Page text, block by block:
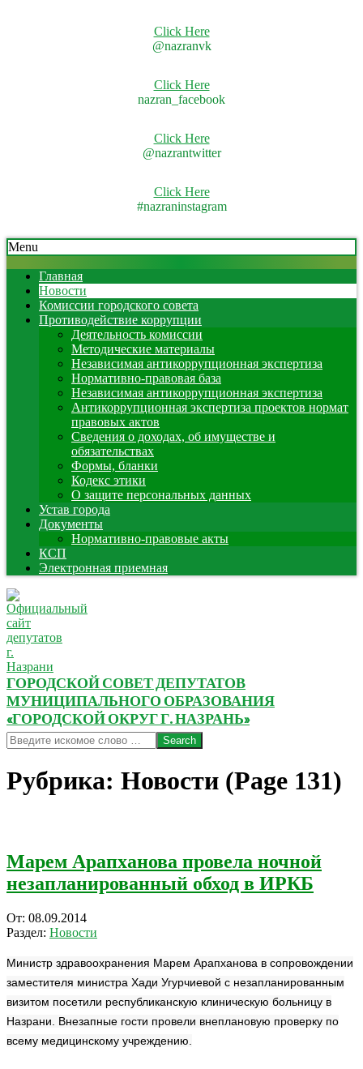
Click Here
@nazranvk
Click Here
nazran_facebook
Click Here
@nazrantwitter
Click Here
#nazraninstagram
Skip
to
content
Secondary
Navigation
Menu
Menu
Главная
Новости
Комиссии городского совета
Противодействие коррупции
Деятельность комиссии
Методические материалы
Независимая антикоррупционная экспертиза
Нормативно-правовая база
Независимая антикоррупционная экспертиза
Антикоррупционная экспертиза проектов нормат
правовых актов
Сведения о доходах, об имуществе и
обязательствах
Формы, бланки
Кодекс этики
О защите персональных данных
Устав города
Документы
Нормативно-правовые акты
КСП
Электронная приемная
ГОРОДСКОЙ СОВЕТ ДЕПУТАТОВ
МУНИЦИПАЛЬНОГО ОБРАЗОВАНИЯ
«ГОРОДСКОЙ ОКРУГ Г. НАЗРАНЬ»
Search
Рубрика: Новости (Page 131)
Марем Арапханова провела ночной
незапланированный обход в ИРКБ
2014-
09-
От: 08.09.2014
Раздел: Новости
Министр здравоохранения Марем Арапханова в сопровождении
заместителя министра Хади Угурчиевой с незапланированным
визитом посетили республиканскую клиническую больницу в
Назрани. Внезапные гости провели внеплановую проверку по
всему медицинскому учреждению.